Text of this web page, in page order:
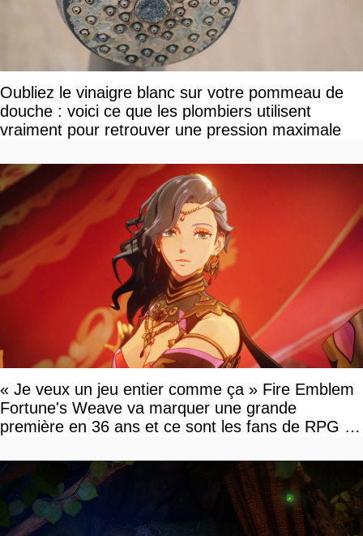
Oubliez le vinaigre blanc sur votre pommeau de
douche : voici ce que les plombiers utilisent
vraiment pour retrouver une pression maximale
« Je veux un jeu entier comme ça » Fire Emblem
Fortune's Weave va marquer une grande
première en 36 ans et ce sont les fans de RPG en